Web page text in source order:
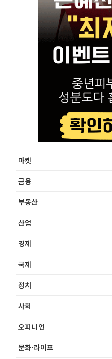
마켓
금융
부동산
산업
경제
국제
정치
사회
오피니언
문화·라이프